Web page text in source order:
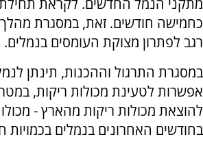
מתקני הנמל החדשים. לקראת
כחמישה חודשים. זאת, במסגרת
רגב לפתרון מצוקת העומסים בנמלים.
במסגרת התרגול וההכנות, תינתן
אפשרות לטעינת מכולות ריקות,
להוצאת מכולות ריקות מהארץ -
בחודשים האחרונים בנמלים בכמויות